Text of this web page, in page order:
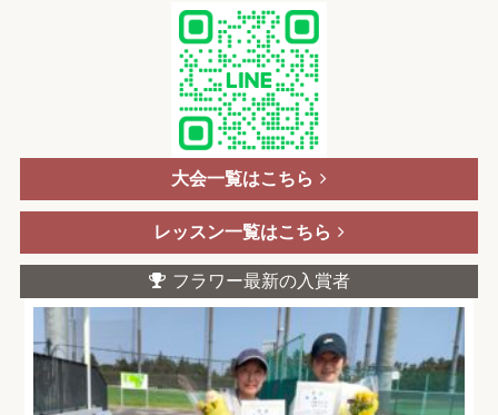
大会一覧はこちら
レッスン一覧はこちら
フラワー最新の入賞者